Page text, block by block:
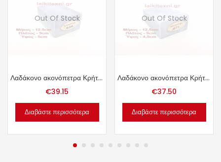
Out Of Stock
Λαδάκονο ακονόπετρα Κρήτης 1.45kg.
€39.15
Διαβάστε περισσότερα
Out Of Stock
Λαδάκονο ακονόπετρα Κρήτης 1.39kg.
€37.50
Διαβάστε περισσότερα